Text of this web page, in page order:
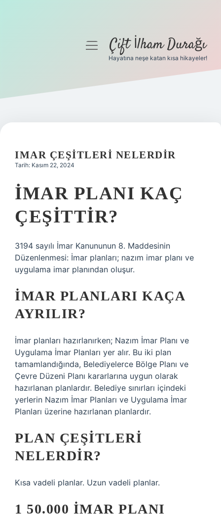
Gizlilik Politikası
Yasal Uyarı
menüyüÇift İlham Durağı
Hayatına neşe katan kısa hikayeler!
IMAR ÇEŞITLERI NELERDIR
Tarih: Kasım 22, 2024
İMAR PLANI KAÇ
ÇEŞITTIR?
3194 sayılı İmar Kanununun 8. Maddesinin
Düzenlenmesi: İmar planları; nazım imar planı ve
uygulama imar planından oluşur.
İMAR PLANLARI KAÇA
AYRILIR?
İmar planları hazırlanırken; Nazım İmar Planı ve
Uygulama İmar Planları yer alır. Bu iki plan
tamamlandığında, Belediyelerce Bölge Planı ve
Çevre Düzeni Planı kararlarına uygun olarak
hazırlanan planlardır. Belediye sınırları içindeki
yerlerin Nazım İmar Planları ve Uygulama İmar
Planları üzerine hazırlanan planlardır.
PLAN ÇEŞITLERI
NELERDIR?
Kısa vadeli planlar. Uzun vadeli planlar.
1 50.000 IMAR PLANI